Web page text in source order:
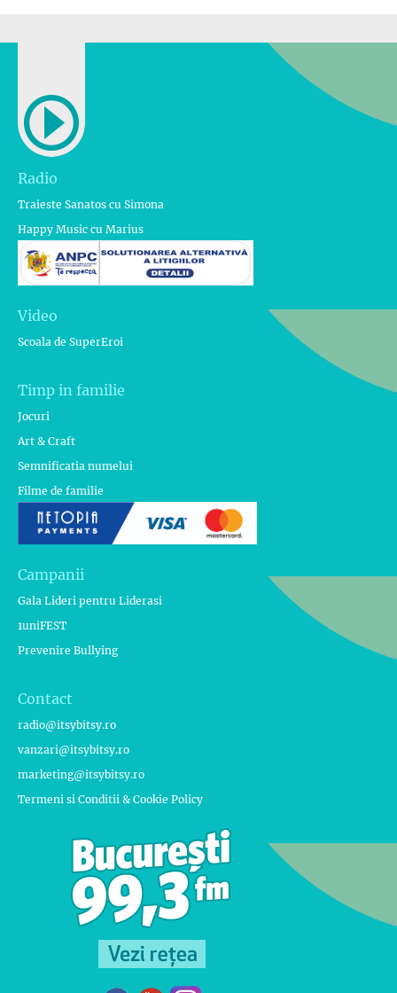
Radio
Traieste Sanatos cu Simona
Happy Music cu Marius
Video
Scoala de SuperEroi
Timp in familie
Jocuri
Art & Craft
Semnificatia numelui
Filme de familie
Campanii
Gala Lideri pentru Liderasi
1uniFEST
Prevenire Bullying
Contact
radio@itsybitsy.ro
vanzari@itsybitsy.ro
marketing@itsybitsy.ro
Termeni si Conditii & Cookie Policy